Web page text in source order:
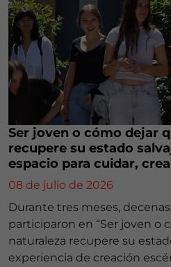
Ser joven o cómo dejar
recupere su estado
espacio para cuidar,
08 de julio de 2026
Durante tres meses,
participaron en “Ser joven o
naturaleza recupere su
experiencia de creación